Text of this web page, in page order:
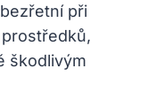
při
škodlivým